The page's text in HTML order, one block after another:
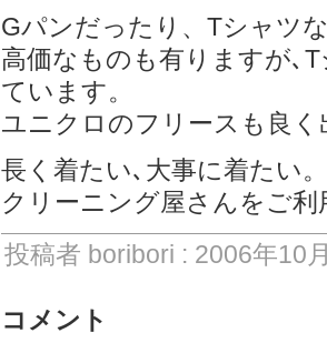
Gパンだったり、Tシャツ
高価なものも有りますが､
ています。
ユニクロのフリースも良
長く着たい､大事に着たい。
クリーニング屋さんをご
投稿者 boribori : 2006年10
コメント